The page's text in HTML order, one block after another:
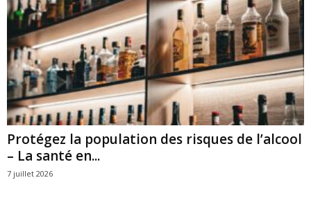
Protégez la population des risques de l’alcool
– La santé en...
7 juillet 2026